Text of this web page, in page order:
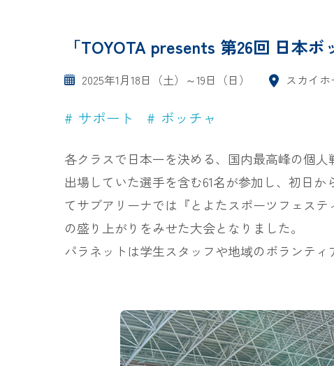
「TOYOTA presents 第26回 日本
2025年1月18日（土）～19日（日） スカイホ
サポート ボッチャ
各クラスで日本一を決める、国内最高峰の個
出場していた選手を含む61名が参加し、初日
てサブアリーナでは『とよたスポーツフェステ
の盛り上がりをみせた大会となりました。
パラネットは学生スタッフや地域のボランテ